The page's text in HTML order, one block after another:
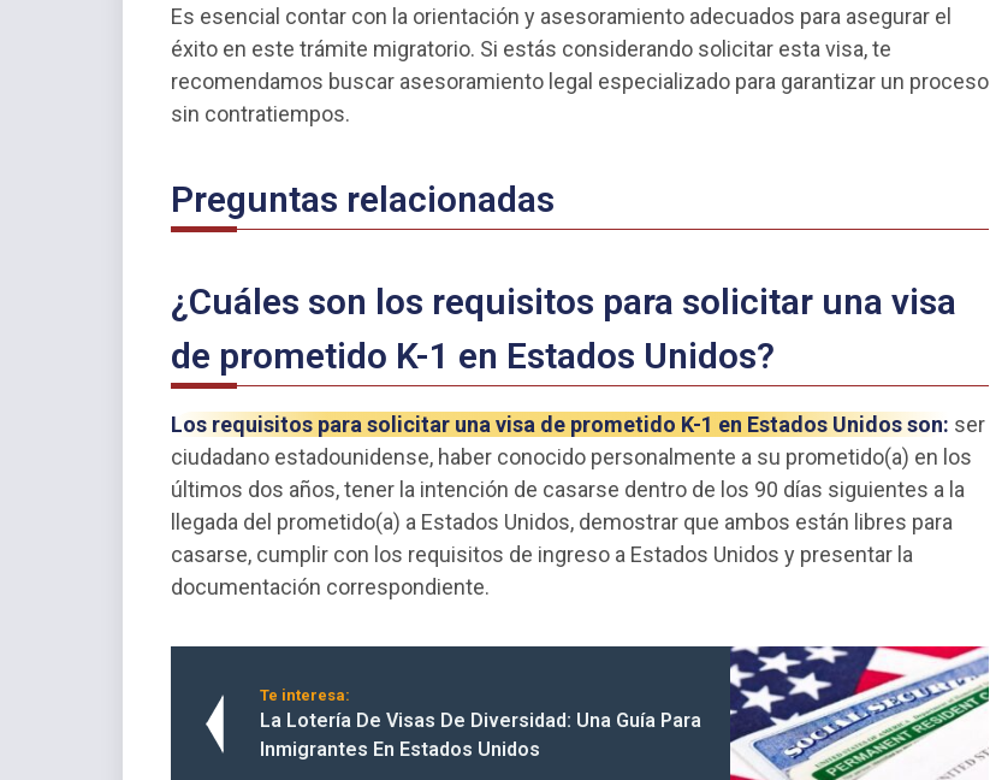
Es esencial contar con la orientación y asesoramiento adecuados para asegurar el
éxito en este trámite migratorio. Si estás considerando solicitar esta visa, te
recomendamos buscar asesoramiento legal especializado para garantizar un proceso
sin contratiempos.
Preguntas relacionadas
¿Cuáles son los requisitos para solicitar una visa
de prometido K-1 en Estados Unidos?
Los requisitos para solicitar una visa de prometido K-1 en Estados Unidos son: ser
ciudadano estadounidense, haber conocido personalmente a su prometido(a) en los
últimos dos años, tener la intención de casarse dentro de los 90 días siguientes a la
llegada del prometido(a) a Estados Unidos, demostrar que ambos están libres para
casarse, cumplir con los requisitos de ingreso a Estados Unidos y presentar la
documentación correspondiente.
Te interesa:
La Lotería De Visas De Diversidad: Una Guía Para
Inmigrantes En Estados Unidos